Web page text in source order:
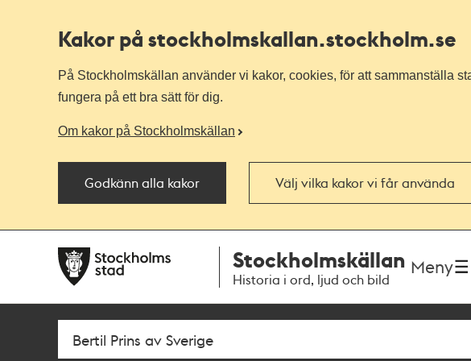
Kakor på stockholmskallan.stockholm.se
På Stockholmskällan använder vi kakor, cookies, för att sammanställa
fungera på ett bra sätt för dig.
Om kakor på Stockholmskällan
Godkänn alla kakor Välj vilka kakor vi får använda
navigationen
huvudinnehållet
Stockholmskällan
Historia i ord, ljud och bild
Meny
Sök